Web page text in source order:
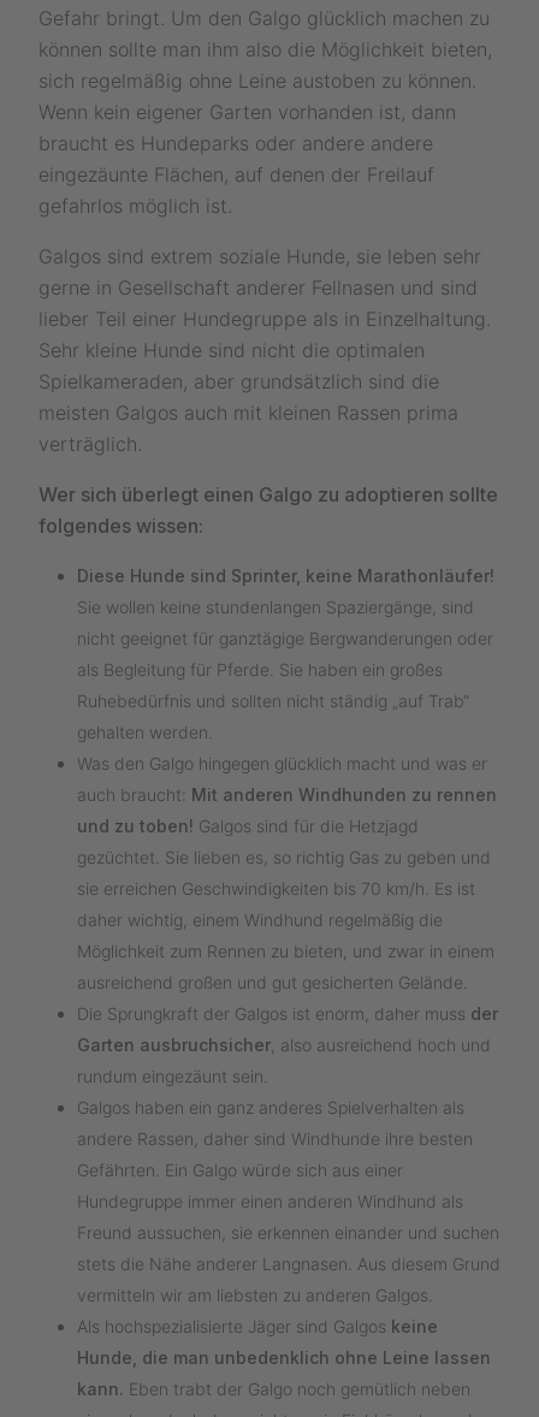
Gefahr bringt. Um den Galgo glücklich machen zu
können sollte man ihm also die Möglichkeit bieten,
sich regelmäßig ohne Leine austoben zu können.
Wenn kein eigener Garten vorhanden ist, dann
braucht es Hundeparks oder andere andere
eingezäunte Flächen, auf denen der Freilauf
gefahrlos möglich ist.
Galgos sind extrem soziale Hunde, sie leben sehr
gerne in Gesellschaft anderer Fellnasen und sind
lieber Teil einer Hundegruppe als in Einzelhaltung.
Sehr kleine Hunde sind nicht die optimalen
Spielkameraden, aber grundsätzlich sind die
meisten Galgos auch mit kleinen Rassen prima
verträglich.
Wer sich überlegt einen Galgo zu adoptieren sollte
folgendes wissen:
Diese Hunde sind Sprinter, keine Marathonläufer!
Sie wollen keine stundenlangen Spaziergänge, sind
nicht geeignet für ganztägige Bergwanderungen oder
als Begleitung für Pferde. Sie haben ein großes
Ruhebedürfnis und sollten nicht ständig „auf Trab“
gehalten werden.
Was den Galgo hingegen glücklich macht und was er
auch braucht: Mit anderen Windhunden zu rennen
und zu toben! Galgos sind für die Hetzjagd
gezüchtet. Sie lieben es, so richtig Gas zu geben und
sie erreichen Geschwindigkeiten bis 70 km/h. Es ist
daher wichtig, einem Windhund regelmäßig die
Möglichkeit zum Rennen zu bieten, und zwar in einem
ausreichend großen und gut gesicherten Gelände.
Die Sprungkraft der Galgos ist enorm, daher muss der
Garten ausbruchsicher , also ausreichend hoch und
rundum eingezäunt sein.
Galgos haben ein ganz anderes Spielverhalten als
andere Rassen, daher sind Windhunde ihre besten
Gefährten. Ein Galgo würde sich aus einer
Hundegruppe immer einen anderen Windhund als
Freund aussuchen, sie erkennen einander und suchen
stets die Nähe anderer Langnasen. Aus diesem Grund
vermitteln wir am liebsten zu anderen Galgos.
Als hochspezialisierte Jäger sind Galgos keine
Hunde, die man unbedenklich ohne Leine lassen
kann. Eben trabt der Galgo noch gemütlich neben